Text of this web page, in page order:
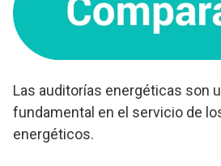
Las auditorías energéticas son
fundamental en el servicio de
energéticos.